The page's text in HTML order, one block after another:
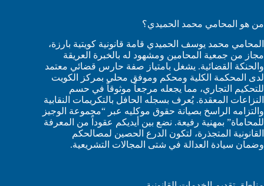
من هو المحامي محمد الحميدي؟
المحامي محمد يوسف الحميدي قامة قانونية كويتية بارزة،
مجاز من جمعية المحامين ومشهود له بالخبرة العريقة
والحنكة القضائية. يشغل بامتياز صفة حارس قضائي معتمد
لدى المحكمة الكلية ومحكم وموفق محلي بمركز الكويت
للتحكيم التجاري، مما يجعله مرجعاً موثوقاً في حسم
النزاعات المعقدة. يُعرف بسجله الحافل بالتكريمات النقابية
والتزامه الراسخ بصيانة حقوق موكليه عبر “مجموعة الوجيز
للمحاماة” بمهنية رفيعة. نضع بين أيديكم عقوداً من المعرفة
القانونية المتجذرة، لتكون الدرع الحصين لمصالحكم
وضمان سيادة العدالة في شتى المجالات التشريعية.